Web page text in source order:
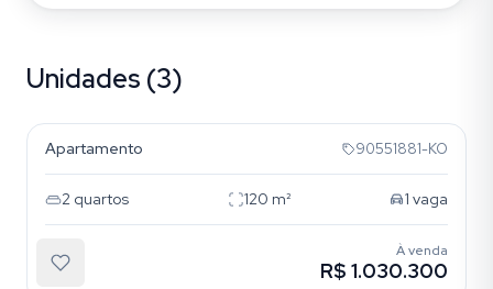
Unidades (3)
Nossa Senhora das Graças
Apartamento 90551881-KO
2 quartos 120 m² 1 vaga
À venda
R$ 1.030.300